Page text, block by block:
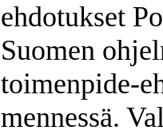
ehdotukset
Suomen
toimenpide-
mennessä.